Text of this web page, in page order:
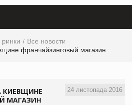
Все новости
франчайзинговый магазин
24 листопада 2016
КИЕВЩИНЕ
МАГАЗИН